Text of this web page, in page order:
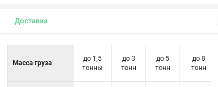
Доставка
Масса груза
до 1,5
тонны
до 3
тонн
до 5
тонн
до 8
тонн